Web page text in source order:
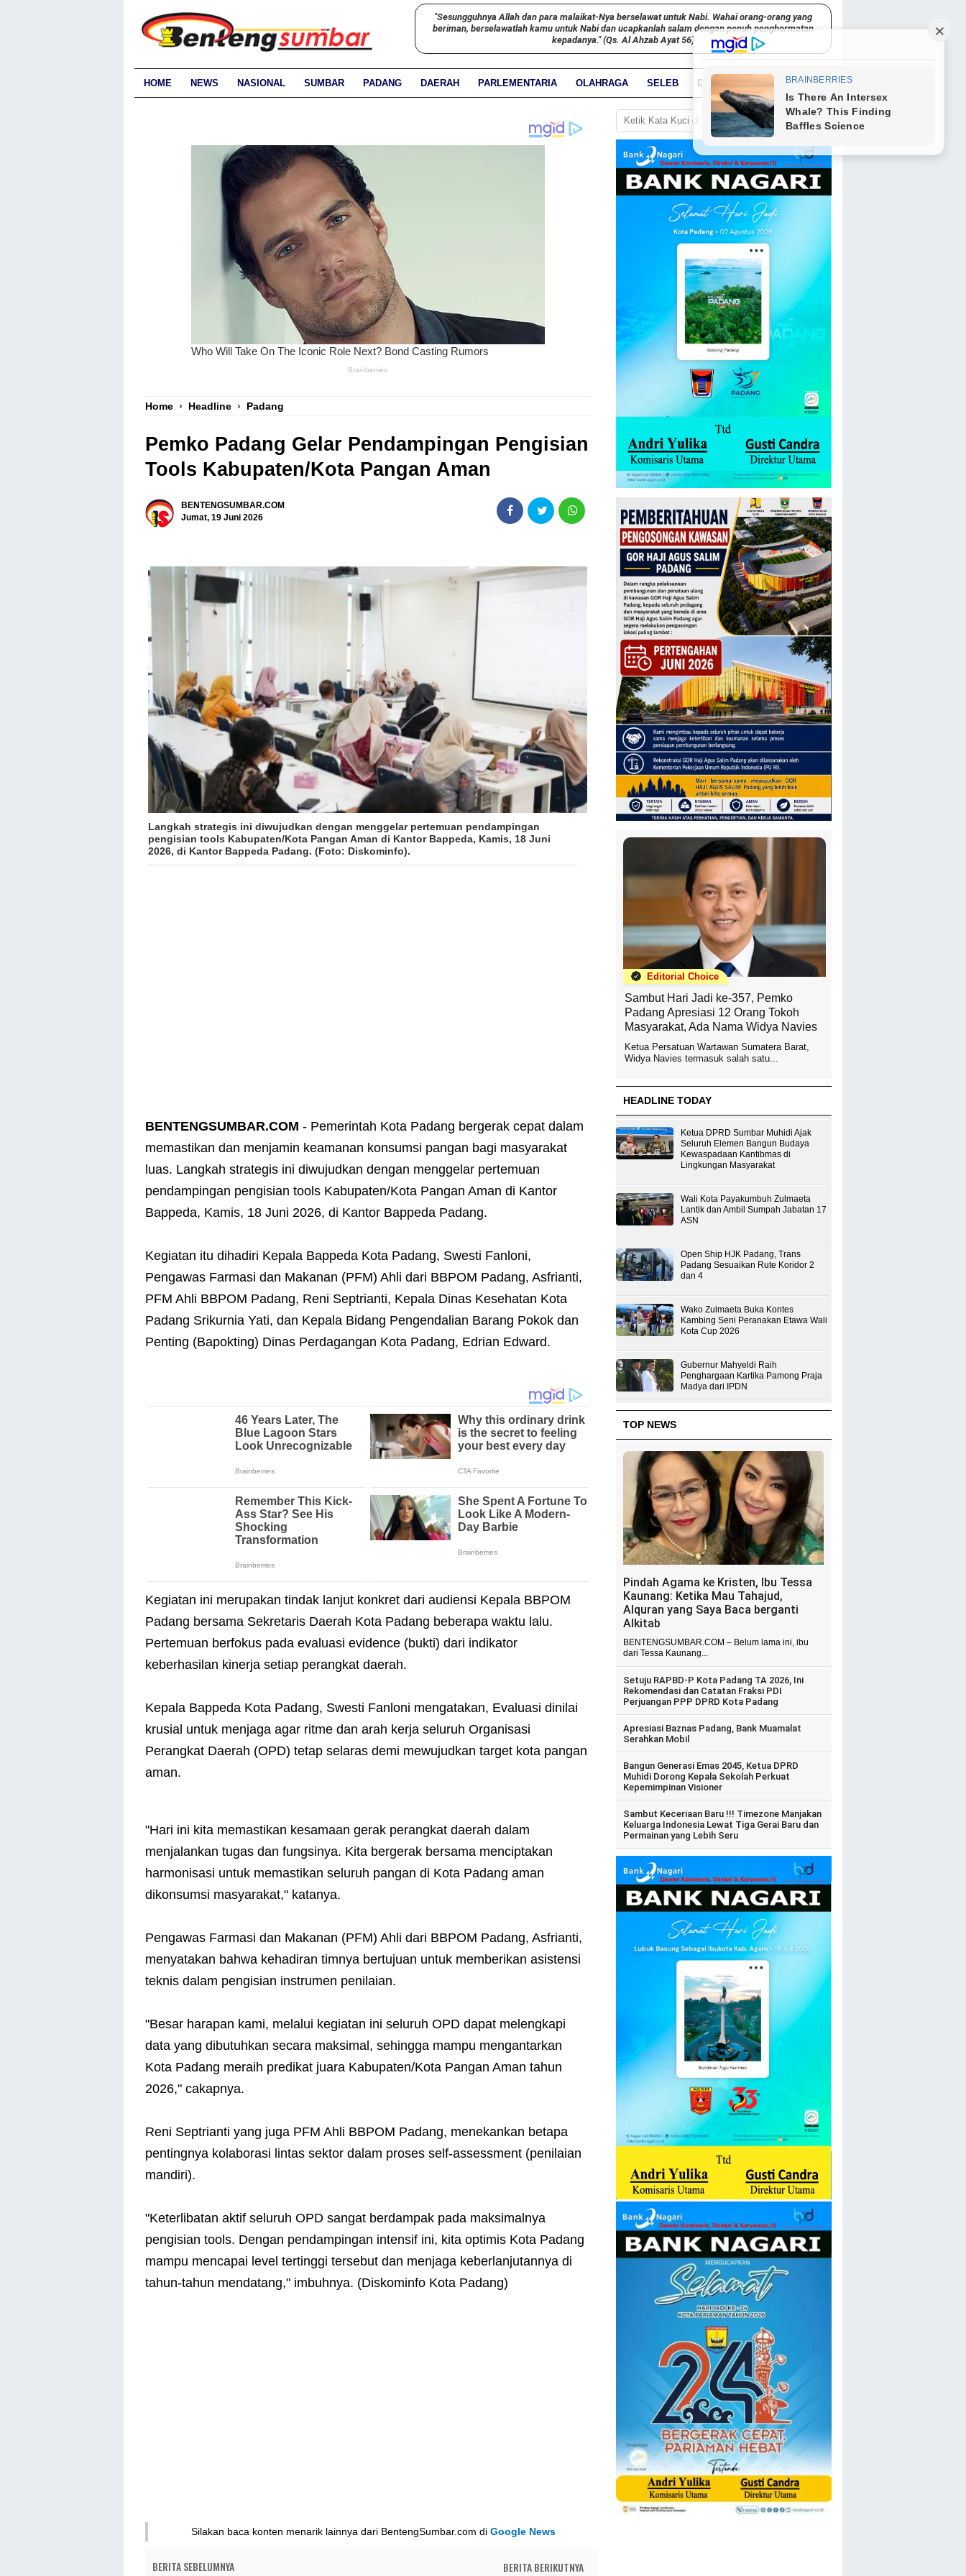
"Sesungguhnya Allah dan para malaikat-Nya berselawat untuk Nabi. Wahai orang-orang yang
beriman, berselawatlah kamu untuk Nabi dan ucapkanlah salam dengan penuh penghormatan
kepadanya." (Qs. Al Ahzab Ayat 56)
HOME NEWS NASIONAL SUMBAR PADANG DAERAH PARLEMENTARIA OLAHRAGA SELEB DUNIA PARIWARA
Home › Headline › Padang
Pemko Padang Gelar Pendampingan Pengisian
Tools Kabupaten/Kota Pangan Aman
BENTENGSUMBAR.COM
Jumat, 19 Juni 2026
Langkah strategis ini diwujudkan dengan menggelar pertemuan pendampingan
pengisian tools Kabupaten/Kota Pangan Aman di Kantor Bappeda, Kamis, 18 Juni
2026, di Kantor Bappeda Padang. (Foto: Diskominfo).
BENTENGSUMBAR.COM - Pemerintah Kota Padang bergerak cepat dalam
memastikan dan menjamin keamanan konsumsi pangan bagi masyarakat
luas. Langkah strategis ini diwujudkan dengan menggelar pertemuan
pendampingan pengisian tools Kabupaten/Kota Pangan Aman di Kantor
Bappeda, Kamis, 18 Juni 2026, di Kantor Bappeda Padang.
Kegiatan itu dihadiri Kepala Bappeda Kota Padang, Swesti Fanloni,
Pengawas Farmasi dan Makanan (PFM) Ahli dari BBPOM Padang, Asfrianti,
PFM Ahli BBPOM Padang, Reni Septrianti, Kepala Dinas Kesehatan Kota
Padang Srikurnia Yati, dan Kepala Bidang Pengendalian Barang Pokok dan
Penting (Bapokting) Dinas Perdagangan Kota Padang, Edrian Edward.
Kegiatan ini merupakan tindak lanjut konkret dari audiensi Kepala BBPOM
Padang bersama Sekretaris Daerah Kota Padang beberapa waktu lalu.
Pertemuan berfokus pada evaluasi evidence (bukti) dari indikator
keberhasilan kinerja setiap perangkat daerah.
Kepala Bappeda Kota Padang, Swesti Fanloni mengatakan, Evaluasi dinilai
krusial untuk menjaga agar ritme dan arah kerja seluruh Organisasi
Perangkat Daerah (OPD) tetap selaras demi mewujudkan target kota pangan
aman.
"Hari ini kita memastikan kesamaan gerak perangkat daerah dalam
menjalankan tugas dan fungsinya. Kita bergerak bersama menciptakan
harmonisasi untuk memastikan seluruh pangan di Kota Padang aman
dikonsumsi masyarakat," katanya.
Pengawas Farmasi dan Makanan (PFM) Ahli dari BBPOM Padang, Asfrianti,
menyatakan bahwa kehadiran timnya bertujuan untuk memberikan asistensi
teknis dalam pengisian instrumen penilaian.
"Besar harapan kami, melalui kegiatan ini seluruh OPD dapat melengkapi
data yang dibutuhkan secara maksimal, sehingga mampu mengantarkan
Kota Padang meraih predikat juara Kabupaten/Kota Pangan Aman tahun
2026," cakapnya.
Reni Septrianti yang juga PFM Ahli BBPOM Padang, menekankan betapa
pentingnya kolaborasi lintas sektor dalam proses self-assessment (penilaian
mandiri).
"Keterlibatan aktif seluruh OPD sangat berdampak pada maksimalnya
pengisian tools. Dengan pendampingan intensif ini, kita optimis Kota Padang
mampu mencapai level tertinggi tersebut dan menjaga keberlanjutannya di
tahun-tahun mendatang," imbuhnya. (Diskominfo Kota Padang)
Silakan baca konten menarik lainnya dari BentengSumbar.com diGoogle News
BERITA SEBELUMNYA BERITA BERIKUTNYA
GO
Editorial Choice
Sambut Hari Jadi ke-357, Pemko
Padang Apresiasi 12 Orang Tokoh
Masyarakat, Ada Nama Widya Navies
Ketua Persatuan Wartawan Sumatera Barat,
Widya Navies termasuk salah satu...
HEADLINE TODAY
Ketua DPRD Sumbar Muhidi Ajak
Seluruh Elemen Bangun Budaya
Kewaspadaan Kantibmas di
Lingkungan Masyarakat
Wali Kota Payakumbuh Zulmaeta
Lantik dan Ambil Sumpah Jabatan 17
ASN
Open Ship HJK Padang, Trans
Padang Sesuaikan Rute Koridor 2
dan 4
Wako Zulmaeta Buka Kontes
Kambing Seni Peranakan Etawa Wali
Kota Cup 2026
Gubernur Mahyeldi Raih
Penghargaan Kartika Pamong Praja
Madya dari IPDN
TOP NEWS
Pindah Agama ke Kristen, Ibu Tessa
Kaunang: Ketika Mau Tahajud,
Alquran yang Saya Baca berganti
Alkitab
BENTENGSUMBAR.COM – Belum lama ini, ibu
dari Tessa Kaunang...
Setuju RAPBD-P Kota Padang TA 2026, Ini
Rekomendasi dan Catatan Fraksi PDI
Perjuangan PPP DPRD Kota Padang
Apresiasi Baznas Padang, Bank Muamalat
Serahkan Mobil
Bangun Generasi Emas 2045, Ketua DPRD
Muhidi Dorong Kepala Sekolah Perkuat
Kepemimpinan Visioner
Sambut Keceriaan Baru !!! Timezone Manjakan
Keluarga Indonesia Lewat Tiga Gerai Baru dan
Permainan yang Lebih Seru